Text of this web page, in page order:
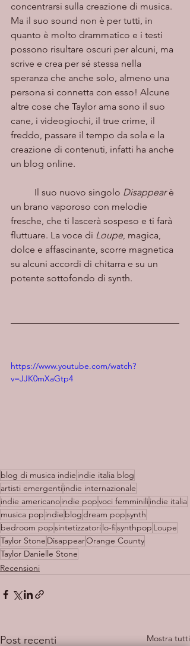
concentrarsi sulla creazione di musica.
Ma il suo sound non è per tutti, in
quanto è molto drammatico e i testi
possono risultare oscuri per alcuni, ma
scrive e crea per sé stessa nella
speranza che anche solo, almeno una
persona si connetta con esso! Alcune
altre cose che Taylor ama sono il suo
cane, i videogiochi, il true crime, il
freddo, passare il tempo da sola e la
creazione di contenuti, infatti ha anche
un blog online.
	Il suo nuovo singolo
Disappear è
un brano vaporoso con melodie
fresche, che ti lascerà sospeso e ti farà
fluttuare. La voce di Loupe, magica,
dolce e affascinante, scorre magnetica
su alcuni accordi di chitarra e su un
potente sottofondo di synth.
https://www.youtube.com/watch?
v=JJK0mXaGtp4
blog di musica indie indie italia blog
artisti emergentiindie internazionale
indie americanoindie popvoci femminiliindie italia
musica pop indie blogdream popsynth
bedroom popsintetizzatorilo-fisynthpop Loupe
Taylor Stone DisappearOrange County
Taylor Danielle Stone
Recensioni
Post recenti Mostra tutti